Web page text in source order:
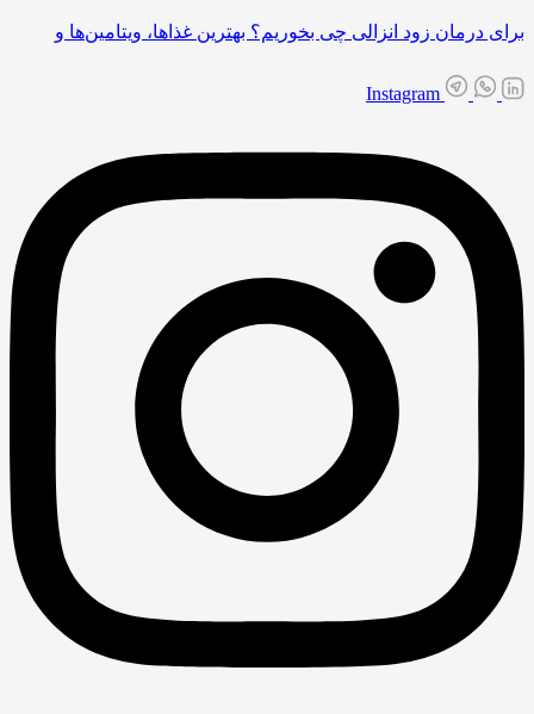
برای درمان زود انزالی چی بخوریم؟ بهترین غذاها، ویتامین‌ها و
Instagram